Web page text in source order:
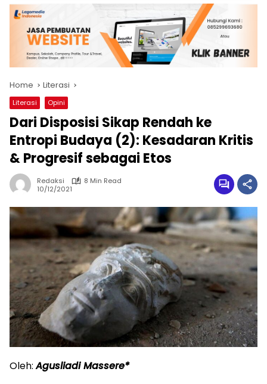
Home Literasi
Literasi Opini
Dari Disposisi Sikap Rendah ke
Entropi Budaya (2): Kesadaran Kritis
& Progresif sebagai Etos
Redaksi
8 Min Read
10/12/2021
Oleh:Agusliadi Massere*